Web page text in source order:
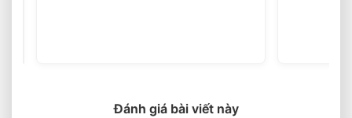
Đánh giá bài viết này